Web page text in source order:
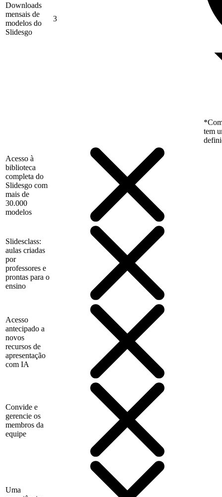
Downloads
mensais de
modelos do
Slidesgo
3
tem
Acesso à
biblioteca
completa do
Slidesgo com
mais de
30.000
modelos
Slidesclass:
aulas criadas
por
professores e
prontas para o
ensino
Acesso
antecipado a
novos
recursos de
apresentação
com IA
Convide e
gerencie os
membros da
equipe
Uma